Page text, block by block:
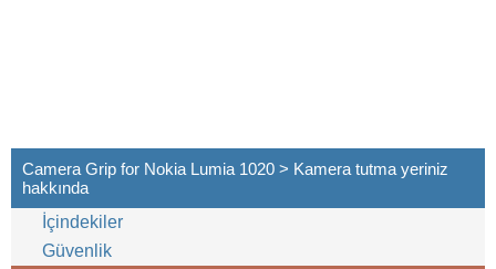
Camera Grip for Nokia Lumia 1020 > Kamera tutma yeriniz
hakkında
İçindekiler
Güvenlik